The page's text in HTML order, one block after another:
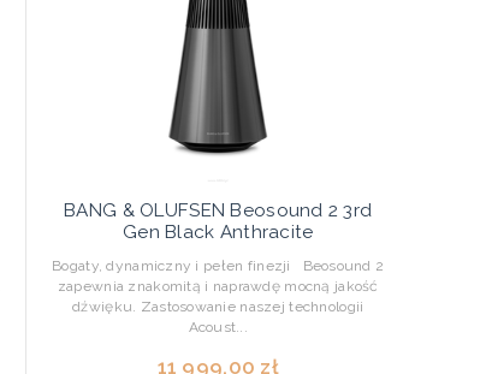
BANG & OLUFSEN Beosound 2 3rd
Gen Black Anthracite
Bogaty, dynamiczny i pełen finezji Beosound 2
zapewnia znakomitą i naprawdę mocną jakość
dźwięku. Zastosowanie naszej technologii
Acoust...
11 999,00 zł